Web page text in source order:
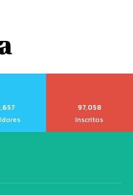
97,058
Inscritos